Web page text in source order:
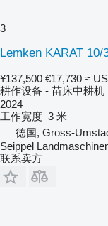
3
Lemken KARAT 10/
¥137,500 €17,730 ≈
耕作设备 - 苗床中耕机
2024
工作宽度 3 米
德国, Gross-
Seippel
联系卖方